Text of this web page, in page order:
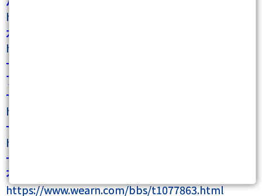
https://www.wearn.com/bbs/t1072753.html
九、判別好壞壓力支撐互換：
https://www.wearn.com/bbs/t1073596.html
十、原來如此！我終於清楚哪個支撐壓力可以吃
了！：
十一、終於通了！實例講解撐壓互換吃單：
https://www.wearn.com/bbs/t1076302.html
十二、原來破底翻要這樣吃！實例講解破底翻吃單：
https://www.wearn.com/bbs/t1077094.html
十三、實單講解－我的單明明是好單，怎麼你說慣性
不對在接刀？：
https://www.wearn.com/bbs/t1077863.html